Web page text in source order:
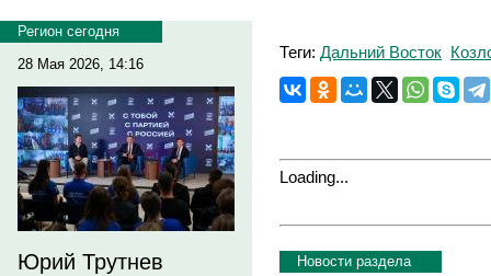
Регион сегодня
28 Мая 2026, 14:16
Юрий Трутнев
Теги: Дальний Восток
Loading...
Новости раздела